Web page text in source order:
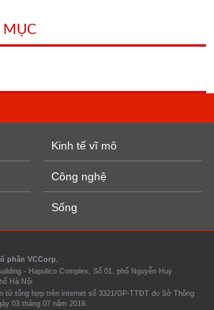
MỤC
Kinh tế vĩ mô
Công nghệ
Sống
phần VCCorp.
- Hapulico Complex, Số 01, phố Nguyễn Huy
Hà Nội
tử tổng hợp trên internet số 3321/GP-TTĐT do Sở Thông
03 tháng 07 năm 2019.